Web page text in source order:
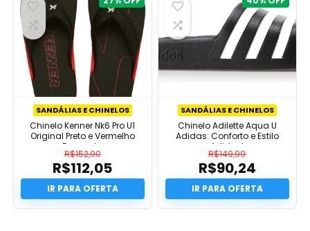
SANDÁLIAS E CHINELOS
Chinelo Kenner Nk6 Pro U1
Original Preto e Vermelho
Desconto
R$152,90
O
preço
original
era:
R$112,05
O
preço
atual
SANDÁLIAS E CHINELOS
Chinelo Adilette Aqua U
Adidas: Conforto e Estilo
Adidas!
R$149,99
O
preço
original
era:
R$90,24
O
preço
atual